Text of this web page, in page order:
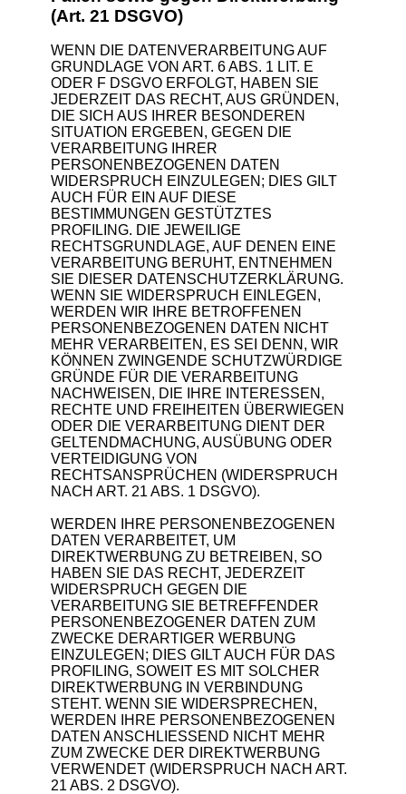
(Art. 21 DSGVO)
WENN DIE DATENVERARBEITUNG AUF
GRUNDLAGE VON ART. 6 ABS. 1 LIT. E
ODER F DSGVO ERFOLGT, HABEN SIE
JEDERZEIT DAS RECHT, AUS GRÜNDEN,
DIE SICH AUS IHRER BESONDEREN
SITUATION ERGEBEN, GEGEN DIE
VERARBEITUNG IHRER
PERSONENBEZOGENEN DATEN
WIDERSPRUCH EINZULEGEN; DIES GILT
AUCH FÜR EIN AUF DIESE
BESTIMMUNGEN GESTÜTZTES
PROFILING. DIE JEWEILIGE
RECHTSGRUNDLAGE, AUF DENEN EINE
VERARBEITUNG BERUHT, ENTNEHMEN
SIE DIESER DATENSCHUTZERKLÄRUNG.
WENN SIE WIDERSPRUCH EINLEGEN,
WERDEN WIR IHRE BETROFFENEN
PERSONENBEZOGENEN DATEN NICHT
MEHR VERARBEITEN, ES SEI DENN, WIR
KÖNNEN ZWINGENDE SCHUTZWÜRDIGE
GRÜNDE FÜR DIE VERARBEITUNG
NACHWEISEN, DIE IHRE INTERESSEN,
RECHTE UND FREIHEITEN ÜBERWIEGEN
ODER DIE VERARBEITUNG DIENT DER
GELTENDMACHUNG, AUSÜBUNG ODER
VERTEIDIGUNG VON
RECHTSANSPRÜCHEN (WIDERSPRUCH
NACH ART. 21 ABS. 1 DSGVO).
WERDEN IHRE PERSONENBEZOGENEN
DATEN VERARBEITET, UM
DIREKTWERBUNG ZU BETREIBEN, SO
HABEN SIE DAS RECHT, JEDERZEIT
WIDERSPRUCH GEGEN DIE
VERARBEITUNG SIE BETREFFENDER
PERSONENBEZOGENER DATEN ZUM
ZWECKE DERARTIGER WERBUNG
EINZULEGEN; DIES GILT AUCH FÜR DAS
PROFILING, SOWEIT ES MIT SOLCHER
DIREKTWERBUNG IN VERBINDUNG
STEHT. WENN SIE WIDERSPRECHEN,
WERDEN IHRE PERSONENBEZOGENEN
DATEN ANSCHLIESSEND NICHT MEHR
ZUM ZWECKE DER DIREKTWERBUNG
VERWENDET (WIDERSPRUCH NACH ART.
21 ABS. 2 DSGVO).